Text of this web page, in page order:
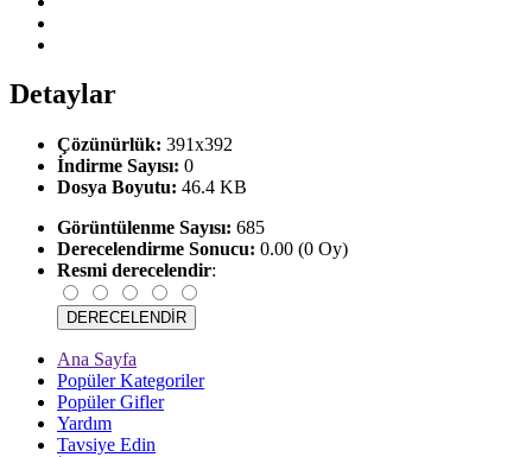
Detaylar
Çözünürlük: 391x392
İndirme Sayısı: 0
Dosya Boyutu: 46.4 KB
Görüntülenme Sayısı: 685
Derecelendirme Sonucu: 0.00 (0 Oy)
Resmi derecelendir:
Ana Sayfa
Popüler Kategoriler
Popüler Gifler
Yardım
Tavsiye Edin